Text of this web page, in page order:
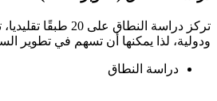
تركز دراسة النطاق على
ودولية، لذا يمكنها أن تسهم في تطوير
دراسة النطاق